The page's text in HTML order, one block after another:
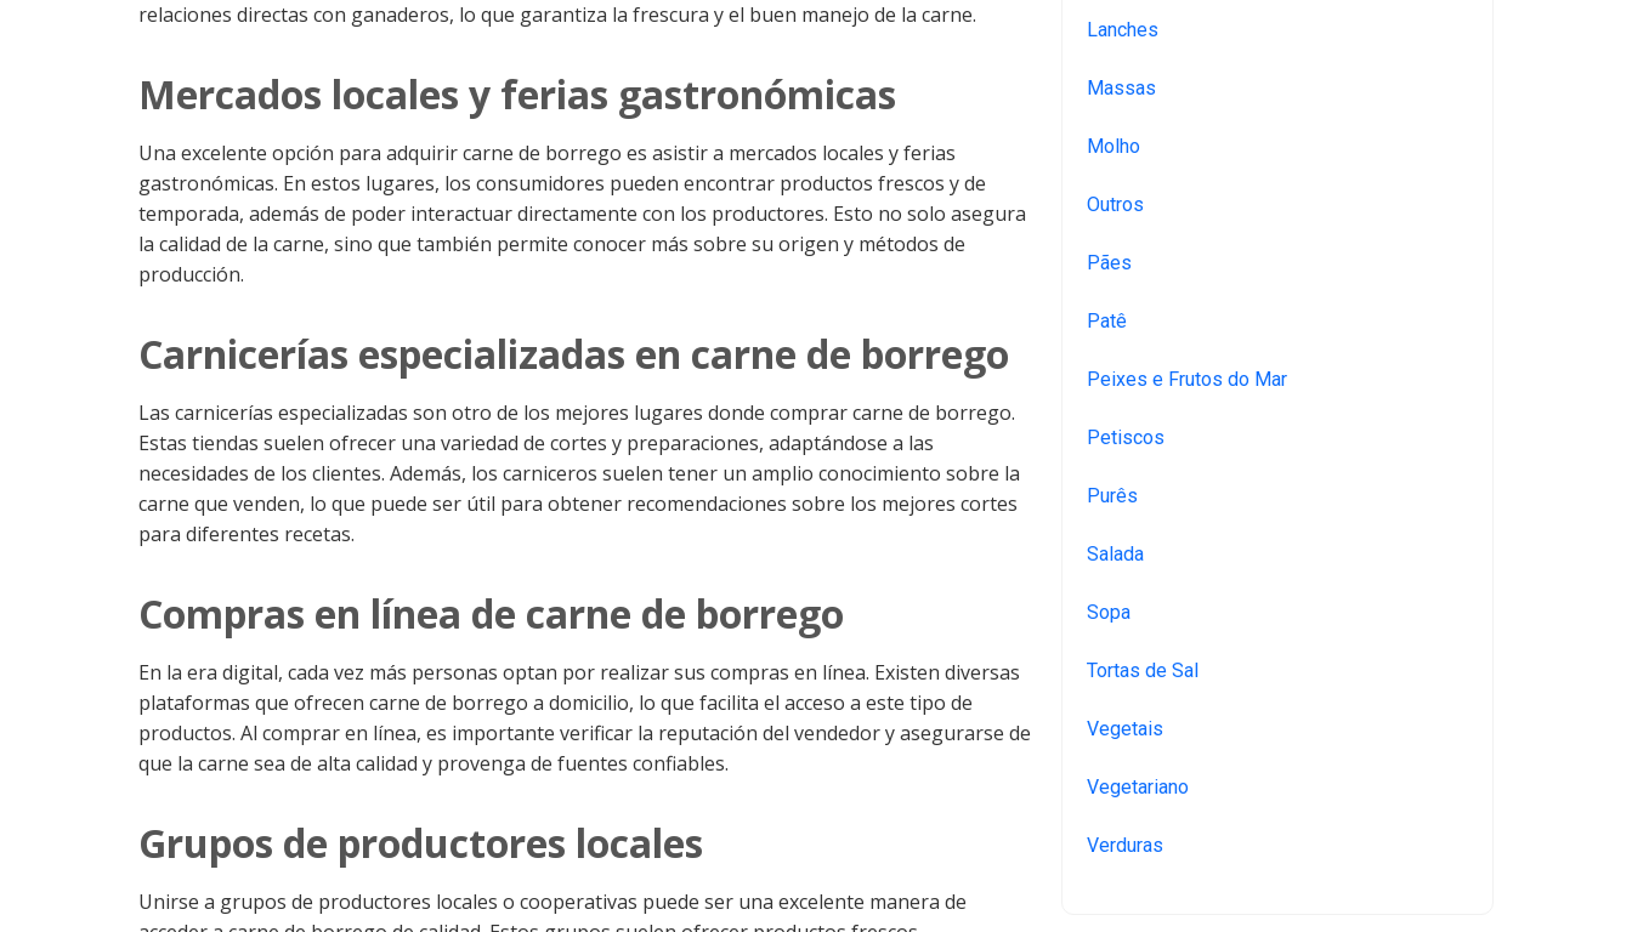
relaciones directas con ganaderos, lo que garantiza la frescura y el buen manejo de la carne.
Mercados locales y ferias gastronómicas
Una excelente opción para adquirir carne de borrego es asistir a mercados locales y ferias
gastronómicas. En estos lugares, los consumidores pueden encontrar productos frescos y de
temporada, además de poder interactuar directamente con los productores. Esto no solo asegura
la calidad de la carne, sino que también permite conocer más sobre su origen y métodos de
producción.
Carnicerías especializadas en carne de borrego
Las carnicerías especializadas son otro de los mejores lugares donde comprar carne de borrego.
Estas tiendas suelen ofrecer una variedad de cortes y preparaciones, adaptándose a las
necesidades de los clientes. Además, los carniceros suelen tener un amplio conocimiento sobre la
carne que venden, lo que puede ser útil para obtener recomendaciones sobre los mejores cortes
para diferentes recetas.
Compras en línea de carne de borrego
En la era digital, cada vez más personas optan por realizar sus compras en línea. Existen diversas
plataformas que ofrecen carne de borrego a domicilio, lo que facilita el acceso a este tipo de
productos. Al comprar en línea, es importante verificar la reputación del vendedor y asegurarse de
que la carne sea de alta calidad y provenga de fuentes confiables.
Grupos de productores locales
Unirse a grupos de productores locales o cooperativas puede ser una excelente manera de
Lanches
Massas
Molho
Outros
Pães
Patê
Peixes e Frutos do Mar
Petiscos
Purês
Salada
Sopa
Tortas de Sal
Vegetais
Vegetariano
Verduras